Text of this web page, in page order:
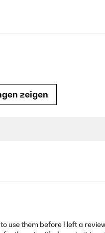
war leider sehr
zeigen
use them before I left a